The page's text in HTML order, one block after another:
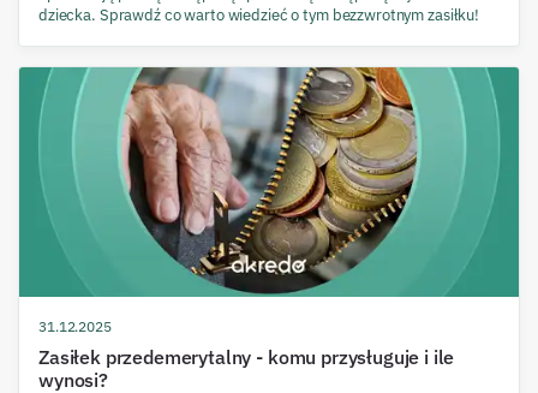
dziecka. Sprawdź co warto wiedzieć o tym bezzwrotnym zasiłku!
31.12.2025
Zasiłek przedemerytalny - komu przysługuje i ile
wynosi?